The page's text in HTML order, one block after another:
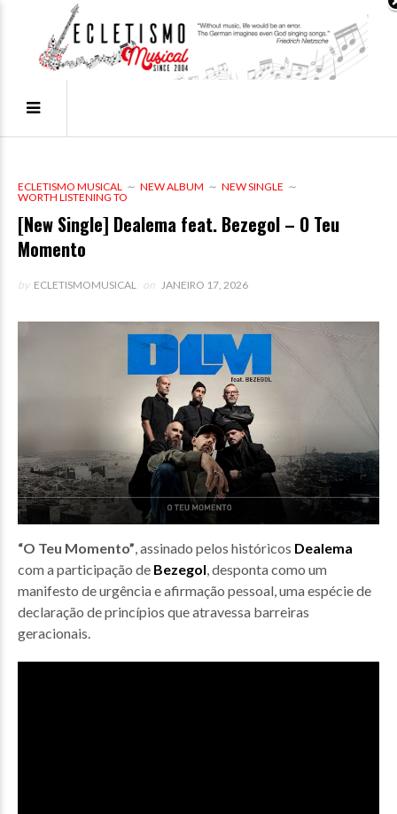
ECLETISMO MUSICAL NEW ALBUM
NEW SINGLE
WORTH LISTENING TO
[New Single] Dealema feat. Bezegol – O Teu
Momento
by ECLETISMOMUSICAL on JANEIRO 17, 2026
“O Teu Momento”, assinado pelos históricos Dealema
com a participação de Bezegol, desponta como um
manifesto de urgência e afirmação pessoal, uma espécie de
declaração de princípios que atravessa barreiras
geracionais.